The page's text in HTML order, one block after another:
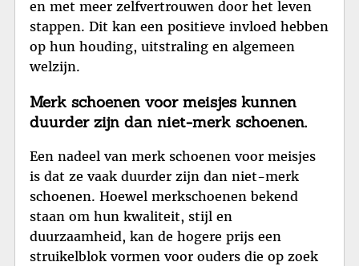
en met meer zelfvertrouwen door het leven
stappen. Dit kan een positieve invloed hebben
op hun houding, uitstraling en algemeen
welzijn.
Merk schoenen voor meisjes kunnen
duurder zijn dan niet-merk schoenen.
Een nadeel van merk schoenen voor meisjes
is dat ze vaak duurder zijn dan niet-merk
schoenen. Hoewel merkschoenen bekend
staan om hun kwaliteit, stijl en
duurzaamheid, kan de hogere prijs een
struikelblok vormen voor ouders die op zoek